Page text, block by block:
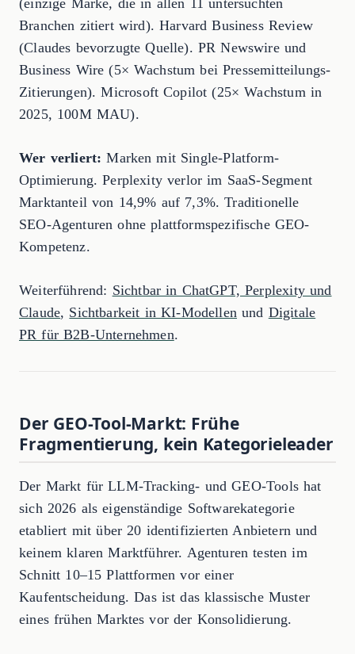
Branchen zitiert wird). Harvard Business Review
(Claudes bevorzugte Quelle). PR Newswire und
Business Wire (5× Wachstum bei Pressemitteilungs-
Zitierungen). Microsoft Copilot (25× Wachstum in
2025, 100M MAU).
Wer verliert: Marken mit Single-Platform-
Optimierung. Perplexity verlor im SaaS-Segment
Marktanteil von 14,9% auf 7,3%. Traditionelle
SEO-Agenturen ohne plattformspezifische GEO-
Kompetenz.
Weiterführend: Sichtbar in ChatGPT, Perplexity und
Claude, Sichtbarkeit in KI-Modellen und Digitale
PR für B2B-Unternehmen.
Der GEO-Tool-Markt: Frühe
Fragmentierung, kein Kategorieleader
Der Markt für LLM-Tracking- und GEO-Tools hat
sich 2026 als eigenständige Softwarekategorie
etabliert mit über 20 identifizierten Anbietern und
keinem klaren Marktführer. Agenturen testen im
Schnitt 10–15 Plattformen vor einer
Kaufentscheidung. Das ist das klassische Muster
eines frühen Marktes vor der Konsolidierung.